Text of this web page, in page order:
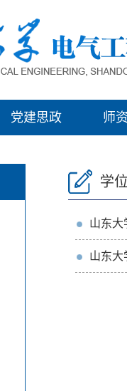
党建思政 师
学
山东大
山东大